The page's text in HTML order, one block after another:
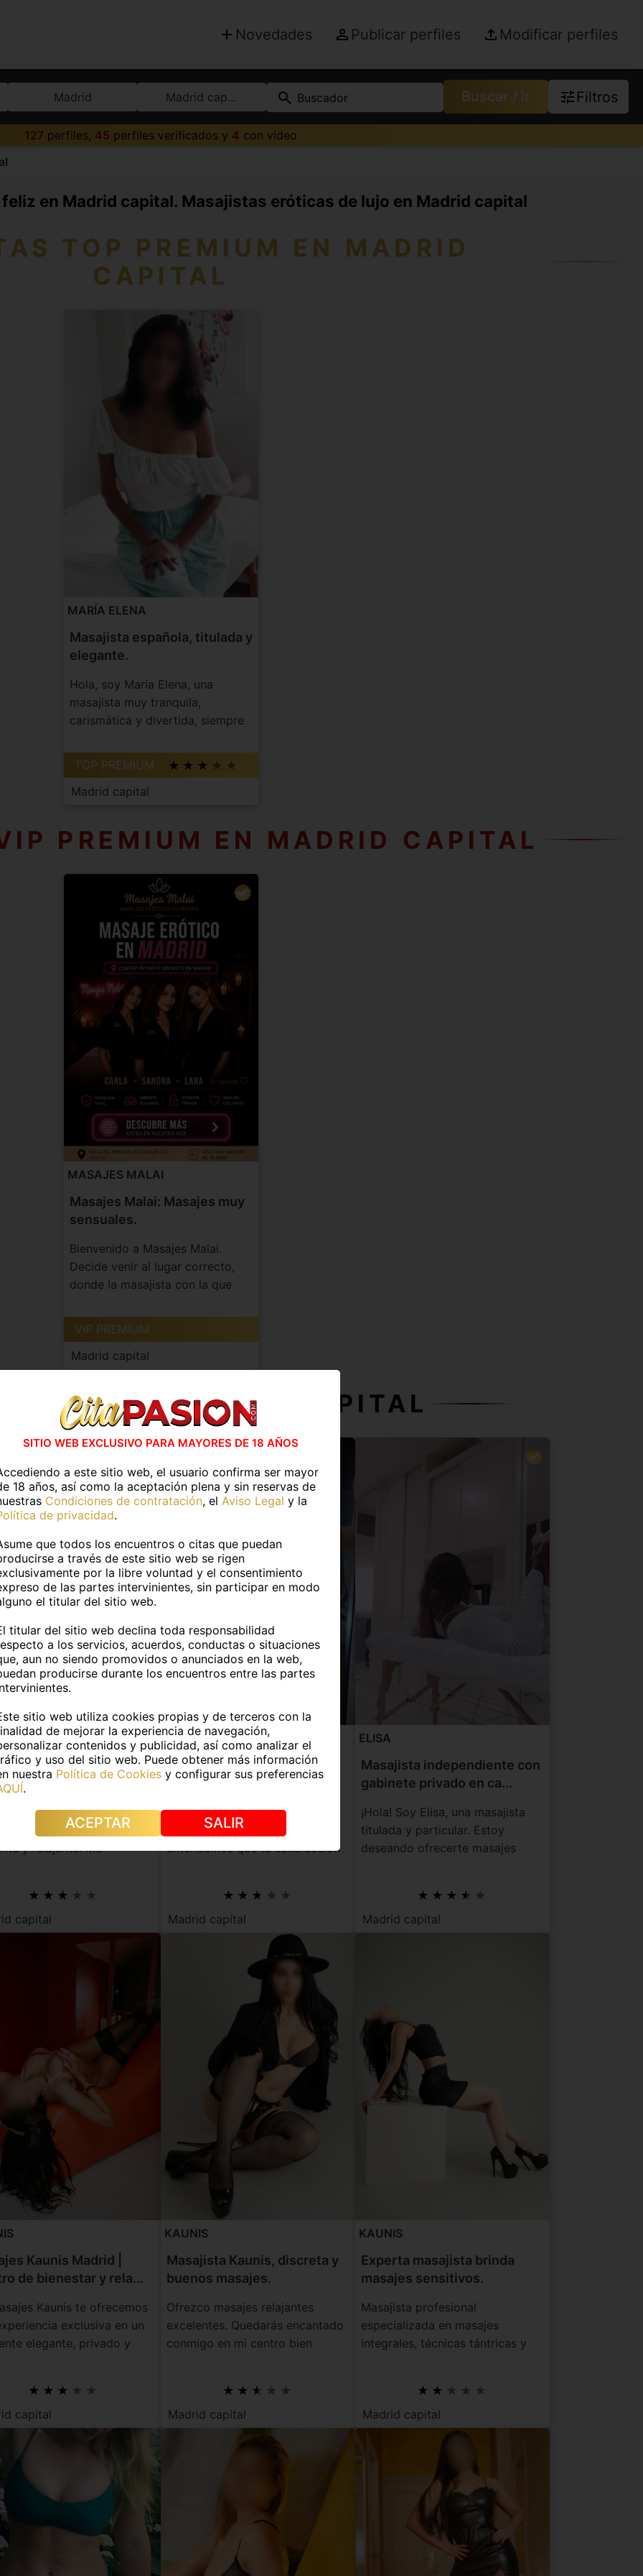
Novedades Publicar perfiles Modificar perfiles
Madrid Madrid capital Buscador Buscar / ir Filtros
127 perfiles, 45 perfiles verificados y 4 con video
en Madrid capital. Masajistas eróticas de lujo en Madrid capital
TOP PREMIUM EN MADRID
CAPITAL
MARÍA ELENA
Masajista española, titulada y
elegante.
Hola, soy María Elena, una
masajista muy tranquila,
carismática y divertida, siempre
TOP PREMIUM
Madrid capital
PREMIUM EN MADRID CAPITAL
MASAJES MALAI
Masajes Malai: Masajes muy
sensuales.
Bienvenido a Masajes Malai.
Decide venir al lugar correcto,
donde la masajista con la que
VIP PREMIUM
Madrid capital
EN MADRID CAPITAL
dulce y con un
sensual.
experiencias sensoriales
ambiente discreto,
y relajante. Me
capital
KAUNIS
Masajes Kaunis garantizan
relajación total.
¡Atención a los caballeros de
Madrid! En Masajes Kaunis,
entendemos que tu satisfacción
Madrid capital
ELISA
Masajista independiente con
gabinete privado en ca...
¡Hola! Soy Elisa, una masajista
titulada y particular. Estoy
deseando ofrecerte masajes
Madrid capital
Kaunis Madrid |
de bienestar y rela...
Kaunis te ofrecemos
exclusiva en un
elegante, privado y
capital
KAUNIS
Masajista Kaunis, discreta y
buenos masajes.
Ofrezco masajes relajantes
excelentes. Quedarás encantado
conmigo en mi centro bien
Madrid capital
KAUNIS
Experta masajista brinda
masajes sensitivos.
Masajista profesional
especializada en masajes
integrales, técnicas tántricas y
Madrid capital
SITIO WEB EXCLUSIVO PARA MAYORES DE 18 AÑOS
a este sitio web, el usuario confirma ser mayor
18 años, así como la aceptación plena y sin reservas de
Condiciones de contratación, el Aviso Legal y la
de privacidad.
que todos los encuentros o citas que puedan
a través de este sitio web se rigen
por la libre voluntad y el consentimiento
de las partes intervinientes, sin participar en modo
el titular del sitio web.
titular del sitio web declina toda responsabilidad
a los servicios, acuerdos, conductas o situaciones
aun no siendo promovidos o anunciados en la web,
producirse durante los encuentros entre las partes
sitio web utiliza cookies propias y de terceros con la
de mejorar la experiencia de navegación,
contenidos y publicidad, así como analizar el
y uso del sitio web. Puede obtener más información
nuestra Política de Cookies y configurar sus preferencias
.
ACEPTAR SALIR